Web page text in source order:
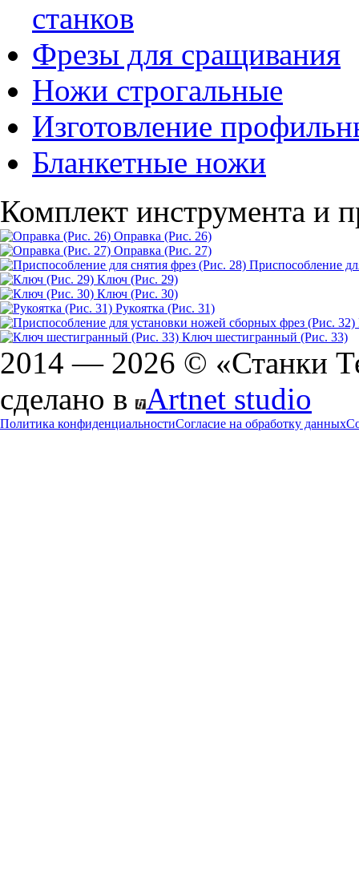
станков
Фрезы для сращивания
Ножи строгальные
Изготовление
Бланкетные ножи
Комплект инструмента и
Оправка (Рис. 26)
Оправка (Рис. 27)
Приспособление
Ключ (Рис. 29)
Ключ (Рис. 30)
Рукоятка (Рис. 31)
Ключ шестигранный (Рис. 33)
2014 — 2026 © «Станки
сделано в Artnet studio
Политика конфиденциальностиСогласие на обработку данных